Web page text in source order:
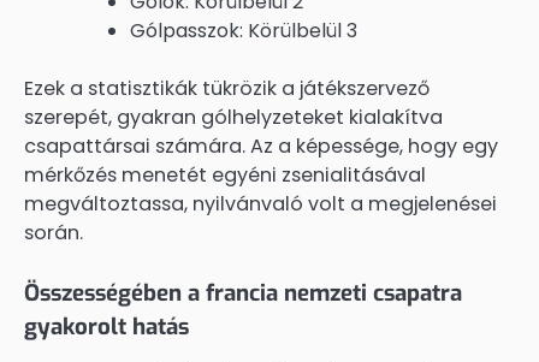
Gólpasszok: Körülbelül 3
Ezek a statisztikák tükrözik a játékszervező
szerepét, gyakran gólhelyzeteket kialakítva
csapattársai számára. Az a képessége, hogy egy
mérkőzés menetét egyéni zsenialitásával
megváltoztassa, nyilvánvaló volt a megjelenései
során.
Összességében a francia nemzeti csapatra
gyakorolt hatás